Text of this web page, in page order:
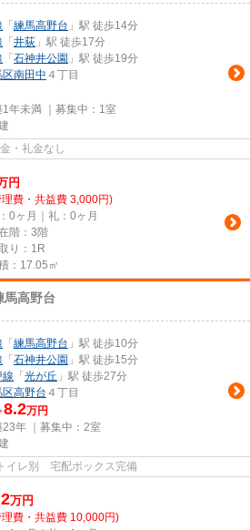
「 練馬高野台 」駅 徒歩14分
「 井荻 」駅 徒歩17分
「 石神井公園 」駅 徒歩19分
区南田中 ４丁目
年未満 ｜募集中： 1室
・礼金なし
円
費・共益費 3,000円)
0ヶ月｜礼：0ヶ月
階：3階
り：1R
：17.05㎡
馬高野台
「 練馬高野台 」駅 徒歩10分
「 石神井公園 」駅 徒歩15分
線 「 光が丘 」駅 徒歩27分
区高野台 ４丁目
8.2万円
年 ｜募集中： 2室
イレ別 宅配ボックス完備
万円
費・共益費 10,000円)